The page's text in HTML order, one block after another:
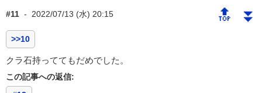
#11 - 2022/07/13 (水) 20:15 🔝 ⏬
>>10
クラ石持っててもだめでした。
この記事への返信: